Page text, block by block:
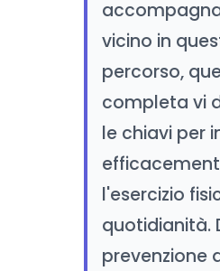
vicino in
percorso,
completa vi
le chiavi per
l'esercizio
quotidianità.
prevenzione